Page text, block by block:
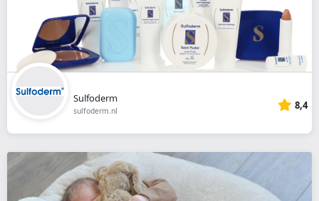
Sulfoderm
sulfoderm.nl 8,4